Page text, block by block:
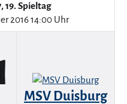
19. Spieltag
2016 14:00 Uhr
MSV Duisburg